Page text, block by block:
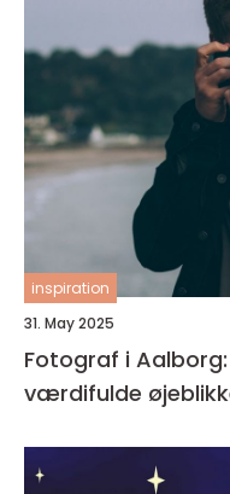
inspiration
31. May 2025
Fotograf i
værdifulde